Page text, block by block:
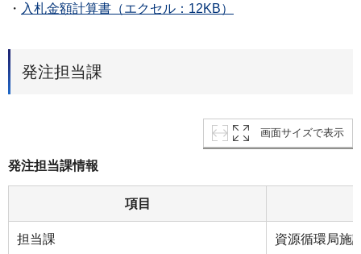
・ 入札金額計算書（エクセル：12KB）
発注担当課
画面サイズで表示
発注担当課情報
項目
担当課 資源循環局施